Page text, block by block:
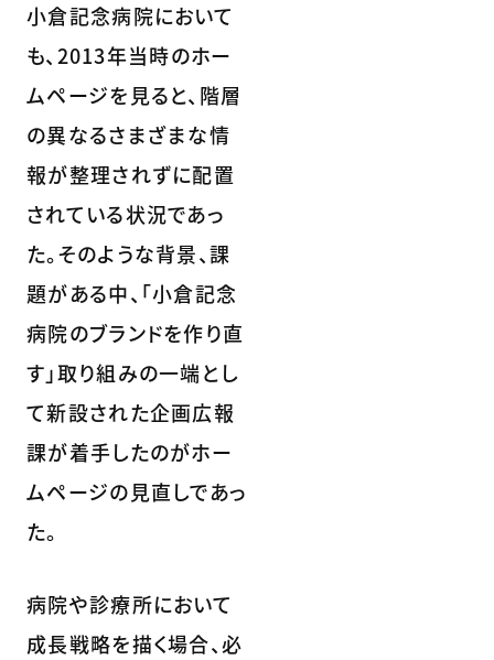
小倉記念病院において
も、2013年当時のホー
ムページを見ると、階層
の異なるさまざまな情
報が整理されずに配置
されている状況であっ
た。そのような背景、課
題がある中、「小倉記念
病院のブランドを作り直
す」取り組みの一端とし
て新設された企画広報
課が着手したのがホー
ムページの見直しであっ
た。
病院や診療所において
成長戦略を描く場合、必